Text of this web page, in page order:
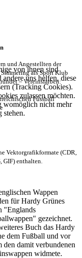
von ihnen sind
uns helfen, diese
(Tracking Cookies).
zulassen möchten.
womöglich nicht mehr
stehen.
und Angestellten der
als Sport Klub
– Vereinsfarben:
Fussball
Vektorgrafikformate (CDR,
GIF) enthalten.
Wappen
für Hardy Grünes
"Englands
gezeichnet.
Buch das Hardy
dem Fußball und vor
den damit verbundenen
widmete.